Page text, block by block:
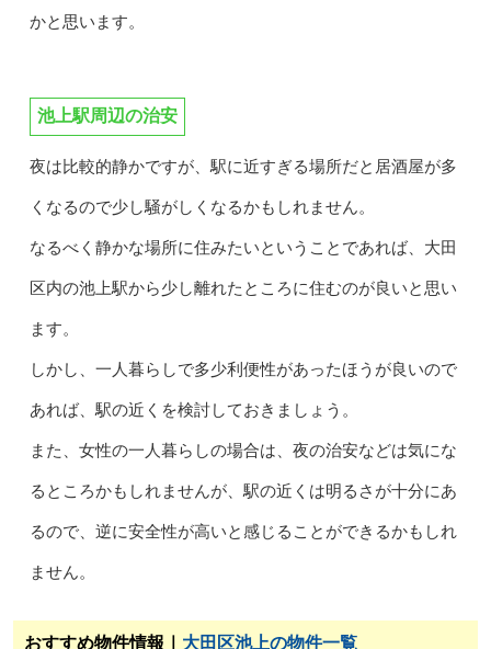
かと思います。
池上駅周辺の治安
夜は比較的静かですが、駅に近すぎる場所だと居酒屋が多
くなるので少し騒がしくなるかもしれません。
なるべく静かな場所に住みたいということであれば、大田
区内の池上駅から少し離れたところに住むのが良いと思い
ます。
しかし、一人暮らしで多少利便性があったほうが良いので
あれば、駅の近くを検討しておきましょう。
また、女性の一人暮らしの場合は、夜の治安などは気にな
るところかもしれませんが、駅の近くは明るさが十分にあ
るので、逆に安全性が高いと感じることができるかもしれ
ません。
おすすめ物件情報｜ 大田区池上の物件一覧